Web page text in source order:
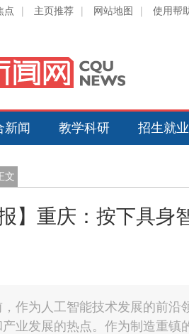
点 | 主页推荐 | 网站地图 | 使用帮
新闻 教学科研 招生就业
文
】重庆：按下具身
，作为人工智能技术发展的前沿
产业发展的热点。作为制造重镇